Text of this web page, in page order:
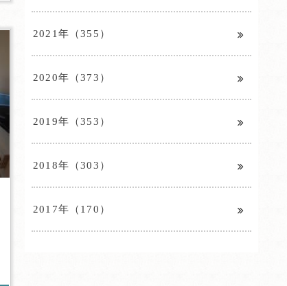
2021年（355）
2020年（373）
2019年（353）
2018年（303）
2017年（170）